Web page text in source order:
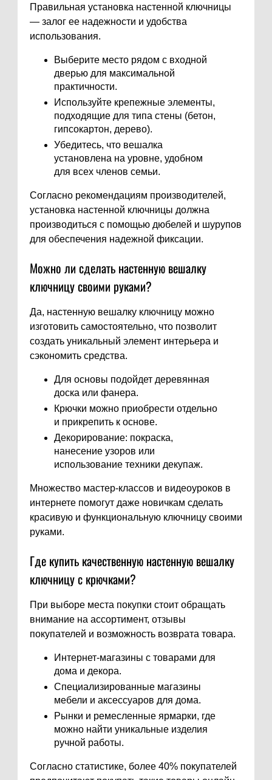
Правильная установка настенной ключницы
— залог ее надежности и удобства
использования.
Выберите место рядом с входной
дверью для максимальной
практичности.
Используйте крепежные элементы,
подходящие для типа стены (бетон,
гипсокартон, дерево).
Убедитесь, что вешалка
установлена на уровне, удобном
для всех членов семьи.
Согласно рекомендациям производителей,
установка настенной ключницы должна
производиться с помощью дюбелей и шурупов
для обеспечения надежной фиксации.
Можно ли сделать настенную вешалку
ключницу своими руками?
Да, настенную вешалку ключницу можно
изготовить самостоятельно, что позволит
создать уникальный элемент интерьера и
сэкономить средства.
Для основы подойдет деревянная
доска или фанера.
Крючки можно приобрести отдельно
и прикрепить к основе.
Декорирование: покраска,
нанесение узоров или
использование техники декупаж.
Множество мастер-классов и видеоуроков в
интернете помогут даже новичкам сделать
красивую и функциональную ключницу своими
руками.
Где купить качественную настенную вешалку
ключницу с крючками?
При выборе места покупки стоит обращать
внимание на ассортимент, отзывы
покупателей и возможность возврата товара.
Интернет-магазины с товарами для
дома и декора.
Специализированные магазины
мебели и аксессуаров для дома.
Рынки и ремесленные ярмарки, где
можно найти уникальные изделия
ручной работы.
Согласно статистике, более 40% покупателей